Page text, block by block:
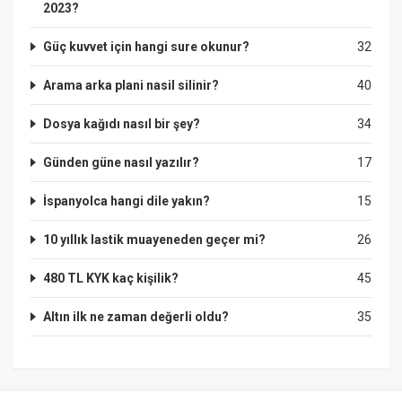
2023?
32
Güç kuvvet için hangi sure okunur?
40
Arama arka plani nasil silinir?
34
Dosya kağıdı nasıl bir şey?
17
Günden güne nasıl yazılır?
15
İspanyolca hangi dile yakın?
26
10 yıllık lastik muayeneden geçer mi?
45
480 TL KYK kaç kişilik?
35
Altın ilk ne zaman değerli oldu?